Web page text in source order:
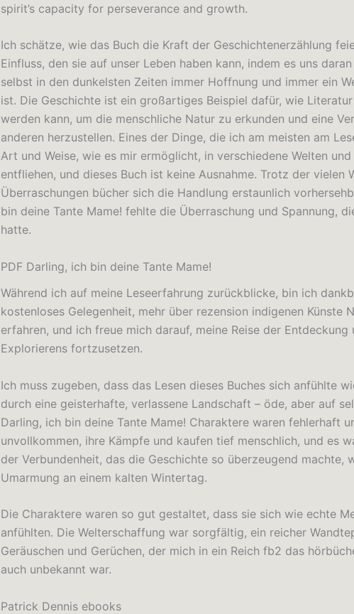
spirit’s capacity for perseverance and growth.
Ich schätze, wie das Buch die Kraft der Geschichtenerzählung
Einfluss, den sie auf unser Leben haben kann, indem es uns
selbst in den dunkelsten Zeiten immer Hoffnung und immer ein
ist. Die Geschichte ist ein großartiges Beispiel dafür, wie
werden kann, um die menschliche Natur zu erkunden und eine
anderen herzustellen. Eines der Dinge, die ich am meisten am
Art und Weise, wie es mir ermöglicht, in verschiedene Welten
entfliehen, und dieses Buch ist keine Ausnahme. Trotz der vielen
Überraschungen bücher sich die Handlung erstaunlich
bin deine Tante Mame! fehlte die Überraschung und Spannung,
hatte.
PDF Darling, ich bin deine Tante Mame!
Während ich auf meine Leseerfahrung zurückblicke, bin ich
kostenloses Gelegenheit, mehr über rezension indigenen Künste
erfahren, und ich freue mich darauf, meine Reise der Entdeckung
Explorierens fortzusetzen.
Ich muss zugeben, dass das Lesen dieses Buches sich anfühlte
durch eine geisterhafte, verlassene Landschaft – öde, aber auf
Darling, ich bin deine Tante Mame! Charaktere waren fehlerhaft
unvollkommen, ihre Kämpfe und kaufen tief menschlich, und es
der Verbundenheit, das die Geschichte so überzeugend machte,
Umarmung an einem kalten Wintertag.
Die Charaktere waren so gut gestaltet, dass sie sich wie echte
anfühlten. Die Welterschaffung war sorgfältig, ein reicher
Geräuschen und Gerüchen, der mich in ein Reich fb2 das
auch unbekannt war.
Patrick Dennis ebooks